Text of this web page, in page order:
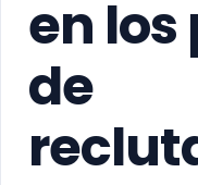
en los
de